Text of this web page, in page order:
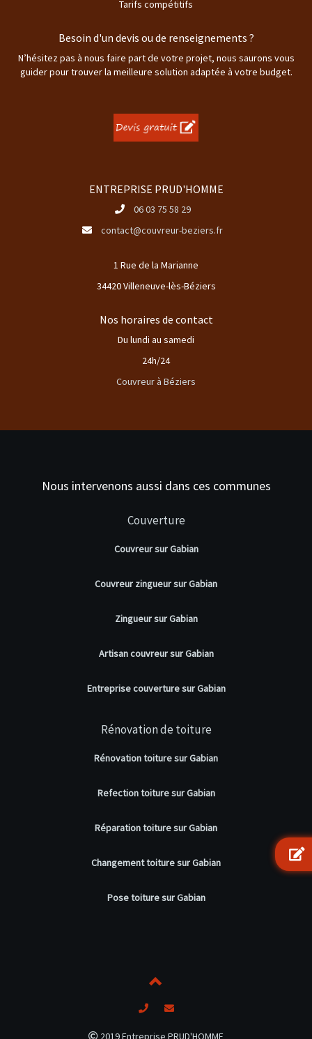
Tarifs compétitifs
Besoin d'un devis ou de renseignements ?
N’hésitez pas à nous faire part de votre projet, nous saurons vous
guider pour trouver la meilleure solution adaptée à votre budget.
ENTREPRISE PRUD'HOMME
06 03 75 58 29
contact@couvreur-beziers.fr
1 Rue de la Marianne
34420 Villeneuve-lès-Béziers
Nos horaires de contact
Du lundi au samedi
24h/24
Couvreur à Béziers
Nous intervenons aussi dans ces communes
Couverture
Couvreur sur Gabian
Couvreur zingueur sur Gabian
Zingueur sur Gabian
Artisan couvreur sur Gabian
Entreprise couverture sur Gabian
Rénovation de toiture
Rénovation toiture sur Gabian
Refection toiture sur Gabian
Réparation toiture sur Gabian
Changement toiture sur Gabian
Pose toiture sur Gabian
2019 Entreprise PRUD'HOMME